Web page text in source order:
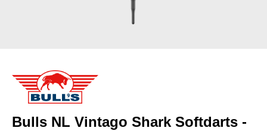
Bulls NL Vintago Shark Softdarts -